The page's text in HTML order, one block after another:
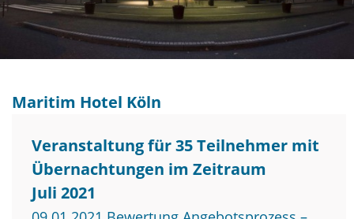
Maritim Hotel Köln
Veranstaltung für 35 Teilnehmer mit
Übernachtungen im Zeitraum
Juli 2021